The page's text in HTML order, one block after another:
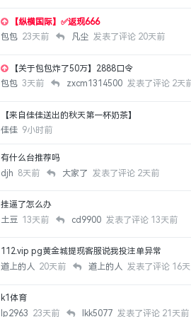
【纵横国际】✅返现666
包包 23天前 凡尘 发表了评论20天前
【关于包包炸了50万】2888口令
包包 3天前 zxcm1314500 发表了评论2天
【来自佳佳送出的秋天第一杯奶茶】
佳佳 9小时前
有什么台推荐吗
djh 8天前 大家了 发表了评论2天前
挂逼了怎么办
土豆 13天前 cd9900 发表了评论13天前
112.vip pg黄金城提现客服说我投注单异常
道上的人 20天前 道上的人 发表了评论16天
k1体育
lp2963 23天前 lkk5077 发表了评论21天前